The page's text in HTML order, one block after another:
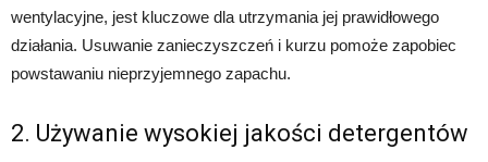
wentylacyjne, jest kluczowe dla utrzymania jej prawidłowego
działania. Usuwanie zanieczyszczeń i kurzu pomoże zapobiec
powstawaniu nieprzyjemnego zapachu.
2. Używanie wysokiej jakości detergentów